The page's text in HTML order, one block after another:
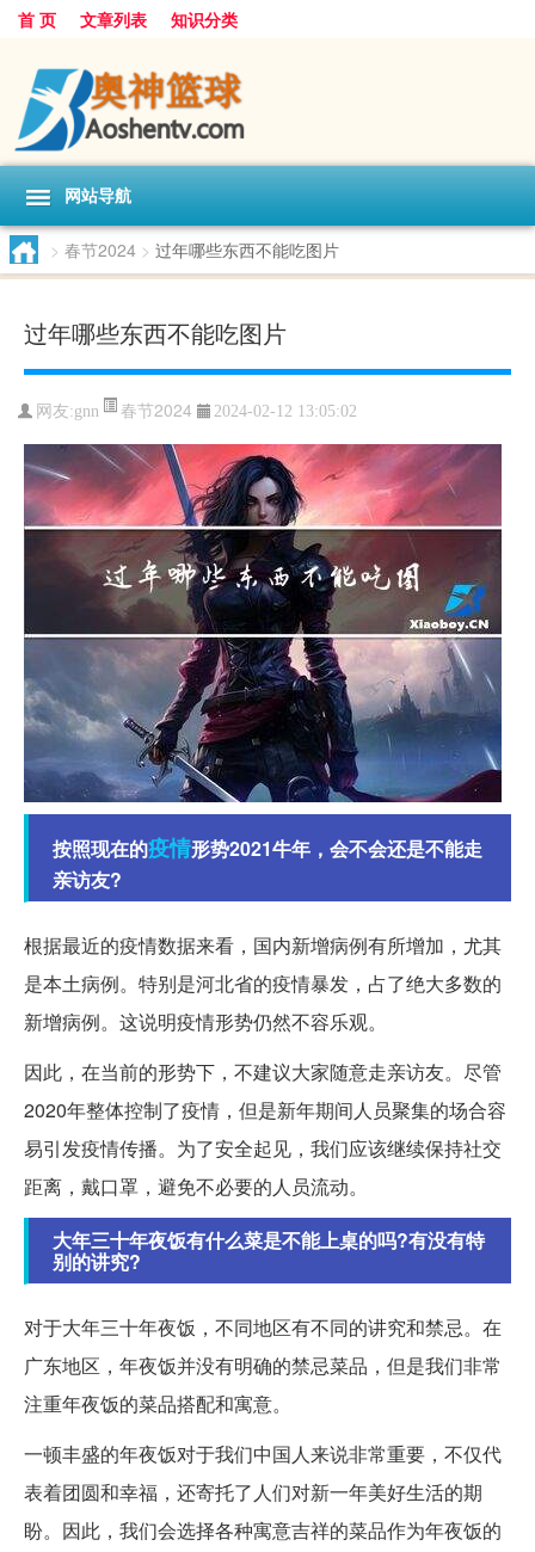
首 页 文章列表 知识分类
网站导航
> 春节2024 > 过年哪些东西不能吃图片
过年哪些东西不能吃图片
网友:gnn 春节2024 2024-02-12 13:05:02
按照现在的疫情形势2021牛年，会不会还是不能走
亲访友?
根据最近的疫情数据来看，国内新增病例有所增加，尤其
是本土病例。特别是河北省的疫情暴发，占了绝大多数的
新增病例。这说明疫情形势仍然不容乐观。
因此，在当前的形势下，不建议大家随意走亲访友。尽管
2020年整体控制了疫情，但是新年期间人员聚集的场合容
易引发疫情传播。为了安全起见，我们应该继续保持社交
距离，戴口罩，避免不必要的人员流动。
大年三十年夜饭有什么菜是不能上桌的吗?有没有特
别的讲究?
对于大年三十年夜饭，不同地区有不同的讲究和禁忌。在
广东地区，年夜饭并没有明确的禁忌菜品，但是我们非常
注重年夜饭的菜品搭配和寓意。
一顿丰盛的年夜饭对于我们中国人来说非常重要，不仅代
表着团圆和幸福，还寄托了人们对新一年美好生活的期
盼。因此，我们会选择各种寓意吉祥的菜品作为年夜饭的